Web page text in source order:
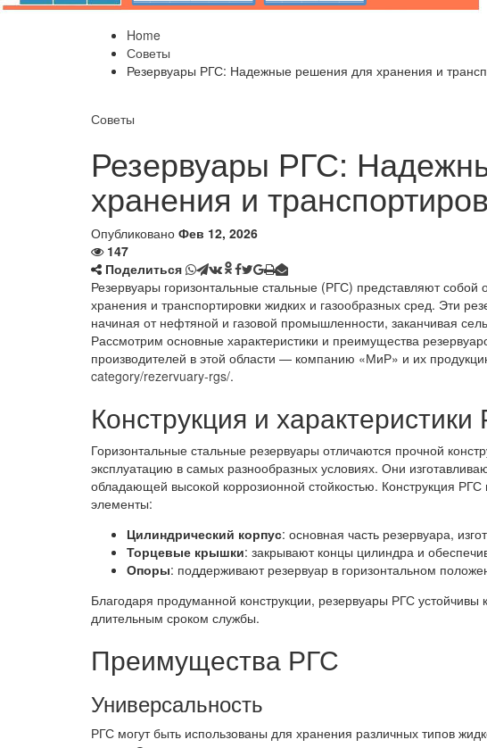
Home
Советы
Резервуары РГС: Надежные решения для хранения и
Советы
Резервуары РГС:
хранения и
Опубликовано Фев 12, 2026
147
Поделиться
Резервуары горизонтальные стальные (РГС) представляют собой
хранения и транспортировки жидких и газообразных сред. Эти
начиная от нефтяной и газовой промышленности, заканчивая
Рассмотрим основные характеристики и преимущества
производителей в этой области — компанию «МиР» и их
category/rezervuary-rgs/.
Конструкция и
Горизонтальные стальные резервуары отличаются прочной
эксплуатацию в самых разнообразных условиях. Они
обладающей высокой коррозионной стойкостью. Конструкция
элементы:
Цилиндрический корпус: основная часть резервуара,
Торцевые крышки: закрывают концы цилиндра и
Опоры: поддерживают резервуар в горизонтальном
Благодаря продуманной конструкции, резервуары РГС
длительным сроком службы.
Преимущества РГС
Универсальность
РГС могут быть использованы для хранения различных типов